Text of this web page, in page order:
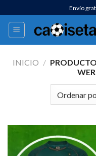
al
contenido
Envío
INICIO /